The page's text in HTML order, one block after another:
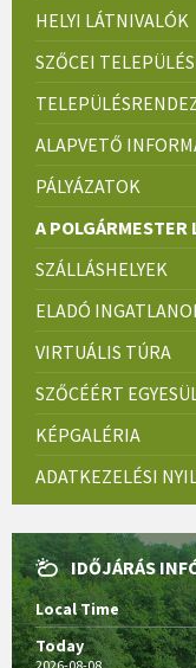
HELYI LÁTNIVALÓK
SZŐCEI
ALAPVETŐ
PÁLYÁZATOK
A POLGÁRMESTER
SZÁLLÁSHELYEK
ELADÓ
VIRTUÁLIS TÚRA
SZŐCÉÉRT
KÉPGALÉRIA
ADATKEZELÉSI
IDŐJÁRÁS
Local Time
Today